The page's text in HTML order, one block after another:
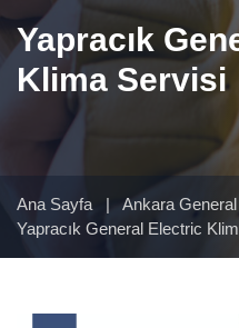
Yapracık
Klima Servisi
Ana Sayfa | Ankara
Yapracık General Electric